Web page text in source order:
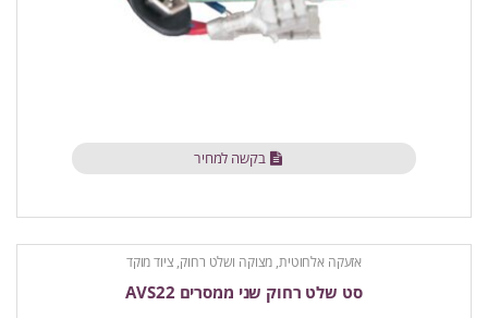
בקשה למחיר
אזעקה אלחוטית, מצוקה ושלט רחוק, ציוד מוקד
סט שלט רחוק שני ממסרים AVS22